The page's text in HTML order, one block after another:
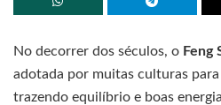
No decorrer dos séculos, o Feng
adotada por muitas culturas
trazendo equilíbrio e boas